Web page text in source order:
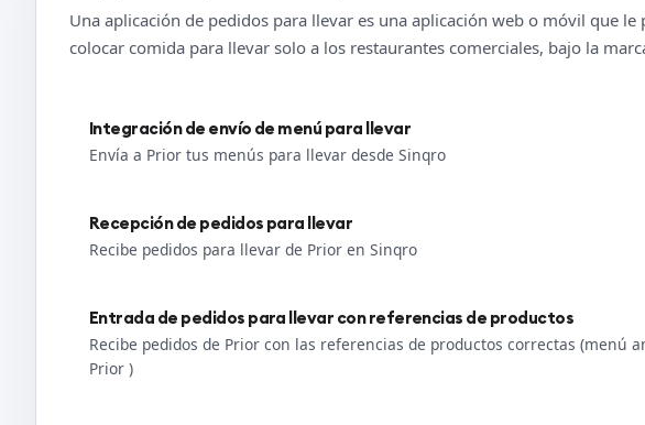
Una aplicación de pedidos para llevar es una aplicación web o móvil que
colocar comida para llevar solo a los restaurantes comerciales, bajo la
Integración de envío de menú para llevar
Envía a Prior tus menús para llevar desde Sinqro
Recepción de pedidos para llevar
Recibe pedidos para llevar de Prior en Sinqro
Entrada de pedidos para llevar con referencias de productos
Recibe pedidos de Prior con las referencias de productos correctas (menú
Prior )